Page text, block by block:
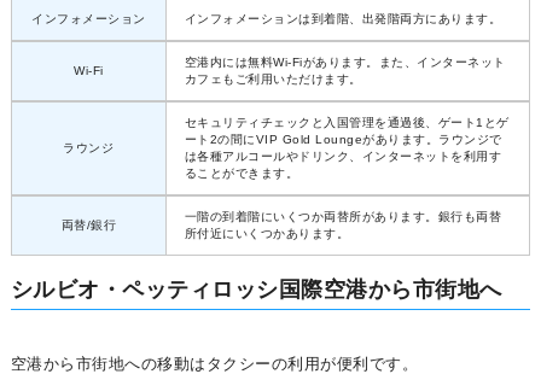
インフォメーション インフォメーションは到着階、出発階両方にあります。
Wi-Fi
空港内には無料Wi-Fiがあります。また、インターネット
カフェもご利用いただけます。
ラウンジ
セキュリティチェックと入国管理を通過後、ゲート1とゲ
ート2の間にVIP Gold Loungeがあります。ラウンジで
は各種アルコールやドリンク、インターネットを利用す
ることができます。
両替/銀行
一階の到着階にいくつか両替所があります。銀行も両替
所付近にいくつかあります。
シルビオ・ペッティロッシ国際空港から市街地へ
空港から市街地への移動はタクシーの利用が便利です。